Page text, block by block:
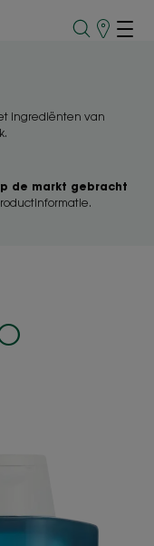
de markt gebracht
ingrediënten van